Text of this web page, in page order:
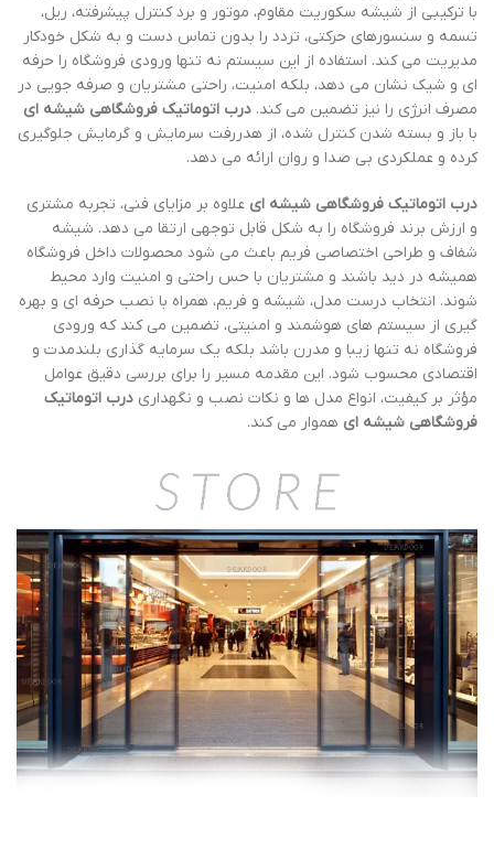
با ترکیبی از شیشه سکوریت مقاوم، موتور و برد کنترل پیشرفته، ریل،
تسمه و سنسورهای حرکتی، تردد را بدون تماس دست و به شکل خودکار
مدیریت می کند. استفاده از این سیستم نه تنها ورودی فروشگاه را حرفه
ای و شیک نشان می دهد، بلکه امنیت، راحتی مشتریان و صرفه جویی در
مصرف انرژی را نیز تضمین می کند. درب اتوماتیک فروشگاهی شیشه ای
با باز و بسته شدن کنترل شده، از هدررفت سرمایش و گرمایش جلوگیری
کرده و عملکردی بی صدا و روان ارائه می دهد.
درب اتوماتیک فروشگاهی شیشه ای علاوه بر مزایای فنی، تجربه مشتری
و ارزش برند فروشگاه را به شکل قابل توجهی ارتقا می دهد. شیشه
شفاف و طراحی اختصاصی فریم باعث می شود محصولات داخل فروشگاه
همیشه در دید باشند و مشتریان با حس راحتی و امنیت وارد محیط
شوند. انتخاب درست مدل، شیشه و فریم، همراه با نصب حرفه ای و بهره
گیری از سیستم های هوشمند و امنیتی، تضمین می کند که ورودی
فروشگاه نه تنها زیبا و مدرن باشد بلکه یک سرمایه گذاری بلندمدت و
اقتصادی محسوب شود. این مقدمه مسیر را برای بررسی دقیق عوامل
مؤثر بر کیفیت، انواع مدل ها و نکات نصب و نگهداری درب اتوماتیک
فروشگاهی شیشه ای هموار می کند.